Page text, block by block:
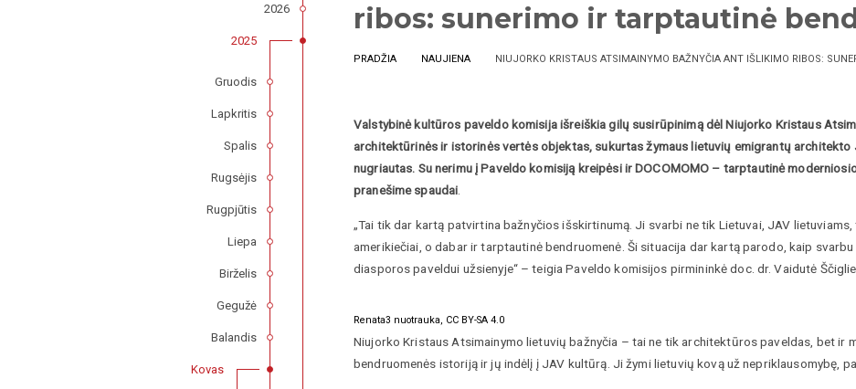
ribos: sunerimo ir tarptautinė
PRADŽIA NAUJIENA NIUJORKO KRISTAUS ATSIMAINYMO BAŽNYČIA ANT IŠLIKIMO RIBOS:
Valstybinė kultūros paveldo komisija išreiškia gilų susirūpinimą dėl Niujorko Kristaus
architektūrinės ir istorinės vertės objektas, sukurtas žymaus lietuvių emigrantų
nugriautas. Su nerimu į Paveldo komisiją kreipėsi ir DOCOMOMO – tarptautinė
pranešime spaudai.
„Tai tik dar kartą patvirtina bažnyčios išskirtinumą. Ji svarbi ne tik Lietuvai, JAV
amerikiečiai, o dabar ir tarptautinė bendruomenė. Ši situacija dar kartą parodo, kaip
diasporos paveldui užsienyje“ – teigia Paveldo komisijos pirmininkė doc. dr. Vaidutė
Renata3 nuotrauka, CC BY-SA 4.0
Niujorko Kristaus Atsimainymo lietuvių bažnyčia – tai ne tik architektūros paveldas, bet ir
bendruomenės istoriją ir jų indėlį į JAV kultūrą. Ji žymi lietuvių kovą už nepriklausomybę,
2026
2025
Gruodis
Lapkritis
Spalis
Rugsėjis
Rugpjūtis
Liepa
Birželis
Gegužė
Balandis
Kovas